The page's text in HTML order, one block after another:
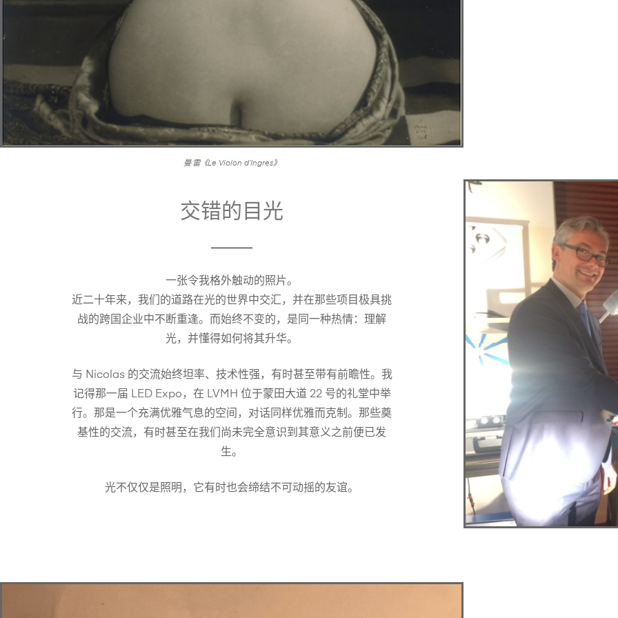
曼·雷《Le Violon d’Ingres》
交错的目光
一张令我格外触动的照片。
近二十年来，我们的道路在光的世界中交汇，并在那些项目极具挑
战的跨国企业中不断重逢。而始终不变的，是同一种热情：理解
光，并懂得如何将其升华。
与 Nicolas 的交流始终坦率、技术性强，有时甚至带有前瞻性。我
记得那一届 LED Expo，在 LVMH 位于蒙田大道 22 号的礼堂中举
行。那是一个充满优雅气息的空间，对话同样优雅而克制。那些奠
基性的交流，有时甚至在我们尚未完全意识到其意义之前便已发
生。
光不仅仅是照明，它有时也会缔结不可动摇的友谊。